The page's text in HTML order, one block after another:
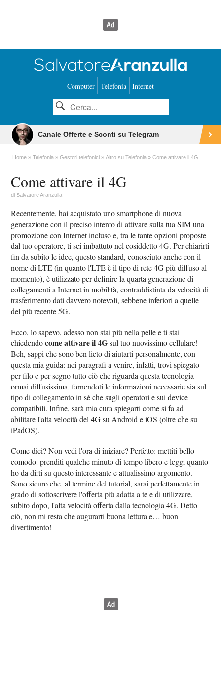
Computer Telefonia Internet
Canale Offerte e Sconti su Telegram
Home Telefonia Gestori telefonici Altro su Telefonia Come attivare il 4G
Come attivare il 4G
diSalvatore Aranzulla
Recentemente, hai acquistato uno smartphone di nuova
generazione con il preciso intento di attivare sulla tua SIM una
promozione con Internet incluso e, tra le tante opzioni proposte
dal tuo operatore, ti sei imbattuto nel cosiddetto 4G. Per chiarirti
fin da subito le idee, questo standard, conosciuto anche con il
nome di LTE (in quanto l'LTE è il tipo di rete 4G più diffuso al
momento), è utilizzato per definire la quarta generazione di
collegamenti a Internet in mobilità, contraddistinta da velocità di
trasferimento dati davvero notevoli, sebbene inferiori a quelle
del più recente 5G.
Ecco, lo sapevo, adesso non stai più nella pelle e ti stai
chiedendocome attivare il 4Gsul tuo nuovissimo cellulare!
Beh, sappi che sono ben lieto di aiutarti personalmente, con
questa mia guida: nei paragrafi a venire, infatti, trovi spiegato
per filo e per segno tutto ciò che riguarda questa tecnologia
ormai diffusissima, fornendoti le informazioni necessarie sia sul
tipo di collegamento in sé che sugli operatori e sui device
compatibili. Infine, sarà mia cura spiegarti come si fa ad
abilitare l'alta velocità del 4G su Android e iOS (oltre che su
iPadOS).
Come dici? Non vedi l'ora di iniziare? Perfetto: mettiti bello
comodo, prenditi qualche minuto di tempo libero e leggi quanto
ho da dirti su questo interessante e attualissimo argomento.
Sono sicuro che, al termine del tutorial, sarai perfettamente in
grado di sottoscrivere l'offerta più adatta a te e di utilizzare,
subito dopo, l'alta velocità offerta dalla tecnologia 4G. Detto
ciò, non mi resta che augurarti buona lettura e… buon
divertimento!